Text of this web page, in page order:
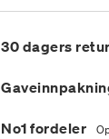
30 dagers
No1 fordeler